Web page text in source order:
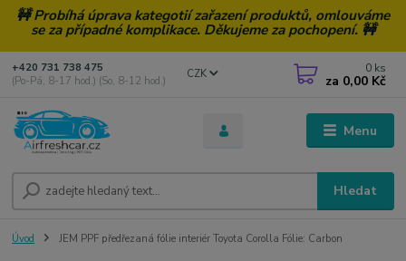
🚧 Probíhá úprava kategotií zařazení produktů, omlouváme
se za případné komplikace. Děkujeme za pochopení. 🚧
Menu
CZK
Hledat
+420 731 738 475
(Po-Pá, 8-17 hod.) (So, 8-12 hod.)
0 ks
za 0,00 Kč
Úvod JEM PPF předřezaná fólie interiér Toyota Corolla Fólie: Carbon